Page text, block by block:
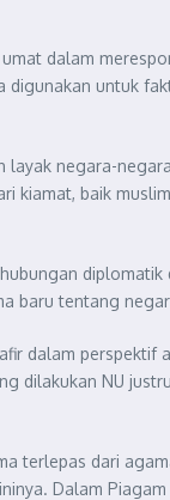
dalam
untuk
negara-
kiamat, baik
baru tentang
dalam perspektif
dilakukan NU
terlepas dari
Dalam